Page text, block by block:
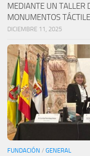
MEDIANTE UN TALLER
MONUMENTOS
DICIEMBRE 11, 2025
FUNDACIÓN / GENERAL